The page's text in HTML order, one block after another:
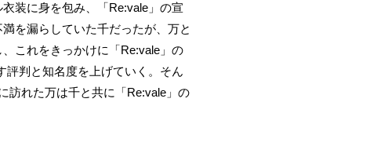
装に身を包み、「Re:vale」の宣
を漏らしていた千だったが、万と
これをきっかけに「Re:vale」の
評判と知名度を上げていく。そん
訪れた万は千と共に「Re:vale」の